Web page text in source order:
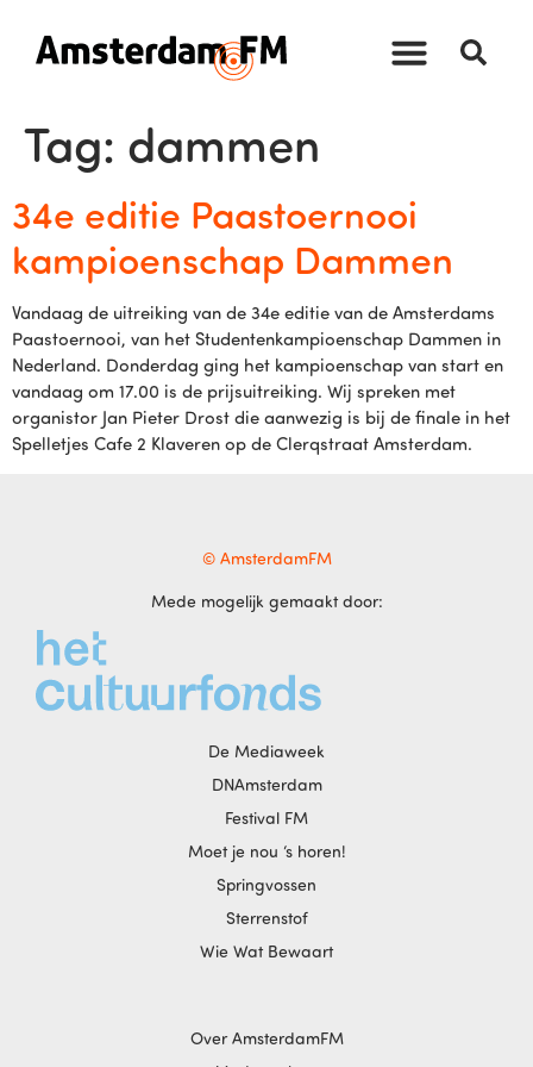
Tag: dammen
34e editie Paastoernooi
kampioenschap Dammen
Vandaag de uitreiking van de 34e editie van de Amsterdams
Paastoernooi, van het Studentenkampioenschap Dammen in
Nederland. Donderdag ging het kampioenschap van start en
vandaag om 17.00 is de prijsuitreiking. Wij spreken met
organistor Jan Pieter Drost die aanwezig is bij de finale in het
Spelletjes Cafe 2 Klaveren op de Clerqstraat Amsterdam.
© AmsterdamFM
Mede mogelijk gemaakt door:
De Mediaweek
DNAmsterdam
Festival FM
Moet je nou ‘s horen!
Springvossen
Sterrenstof
Wie Wat Bewaart
Over AmsterdamFM